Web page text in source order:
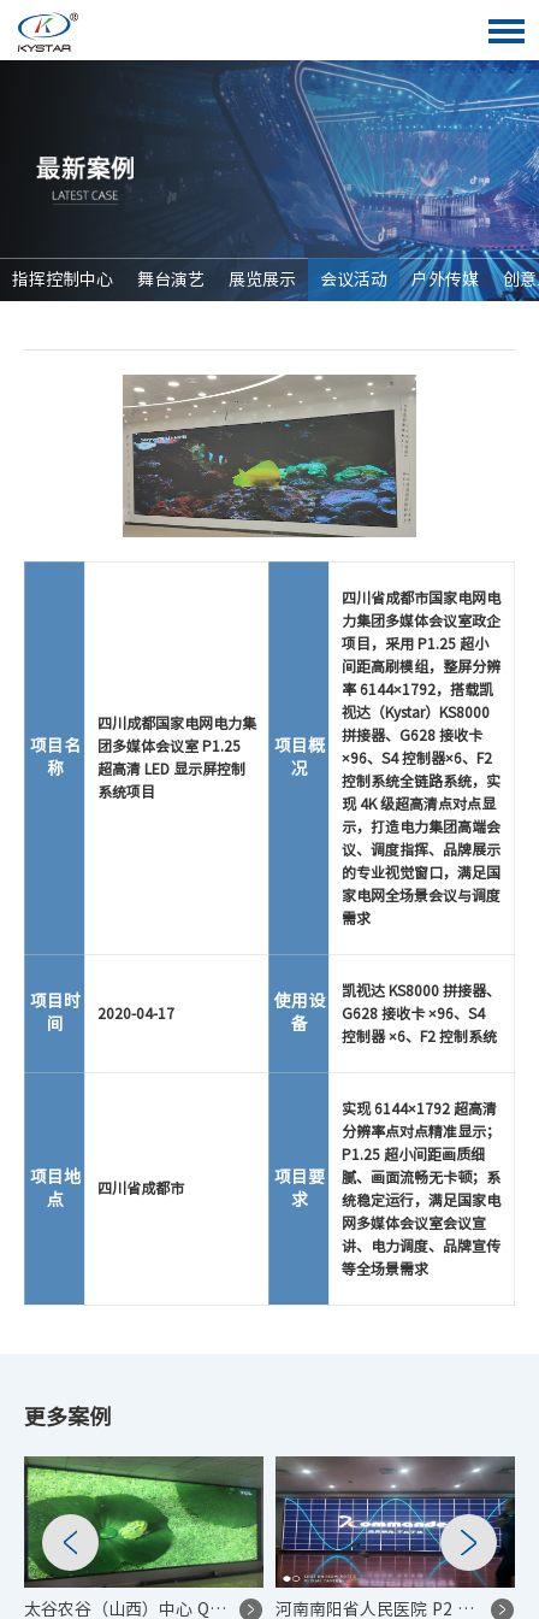
指挥控制中心 舞台演艺 展览展示 会议活动 户外传媒 创
项目名
称
四川成都国家电网电力集
团多媒体会议室 P1.25
超高清 LED 显示屏控制
系统项目
项目概
况
四川省成都市国家电网电
力集团多媒体会议室政企
项目，采用 P1.25 超小
间距高刷模组，整屏分辨
率 6144×1792，搭载凯
视达（Kystar）KS8000
拼接器、G628 接收卡
×96、S4 控制器×6、F2
控制系统全链路系统，实
现 4K 级超高清点对点显
示，打造电力集团高端会
议、调度指挥、品牌展示
的专业视觉窗口，满足国
家电网全场景会议与调度
需求
项目时
间
2020-04-17
使用设
备
凯视达 KS8000 拼接器、
G628 接收卡 ×96、S4
控制器 ×6、F2 控制系统
项目地
点
四川省成都市
项目要
求
实现 6144×1792 超高清
分辨率点对点精准显示；
P1.25 超小间距画质细
腻、画面流畅无卡顿；系
统稳定运行，满足国家电
网多媒体会议室会议宣
讲、电力调度、品牌宣传
等全场景需求
更多案例
太谷农谷（山西）中心 Q1.86 超高清 LED 显示屏控制系统项目 河南南阳省人民医院 P2 LED 显示屏控制系统项目